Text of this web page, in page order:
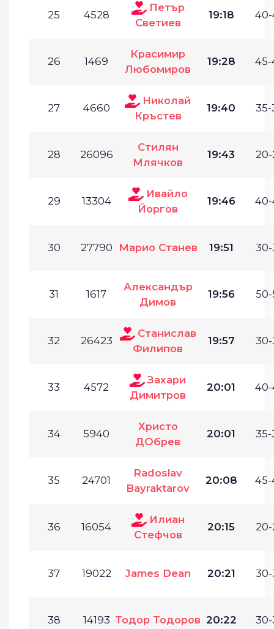
25 4528
Петър
Светиев
19:18 40-
26 1469
Красимир
Любомиров
19:28 45-
27 4660
Николай
Кръстев
19:40 35-
28 26096
Стилян
Млячков
19:43 20-
29 13304
Ивайло
Йоргов
19:46 40-
30 27790 Марио Станев 19:51 30-
31 1617
Александър
Димов
19:56 50-
32 26423
Станислав
Филипов
19:57 30-
33 4572
Захари
Димитров
20:01 40-
34 5940
Христо
ДОбрев
20:01 35-
35 24701
Radoslav
Bayraktarov
20:08 45-
36 16054
Илиан
Стефчов
20:15 20-
37 19022 James Dean 20:21 30-
38 14193 Тодор Тодоров 20:22 30-